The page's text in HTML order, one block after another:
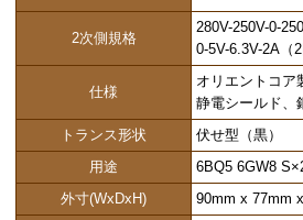
2次側規格
280V-250V-0-
0-5V-6.3V-2A（
仕様
オリエントコア
静電シールド、
トランス形状
伏せ型（黒）
用途
6BQ5 6GW8
外寸(WxDxH)
90mm x 77mm